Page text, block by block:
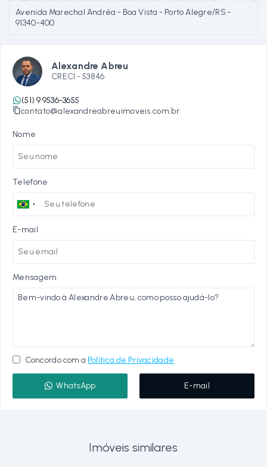
Avenida Marechal Andréa - Boa Vista - Porto Alegre/RS -
91340-400
Alexandre Abreu
CRECI -53846
(51) 9 9536-3655
contato@alexandreabreuimoveis.com.br
Nome
Telefone
E-mail
Mensagem
Concordo com a Política de Privacidade
WhatsApp E-mail
Imóveis similares